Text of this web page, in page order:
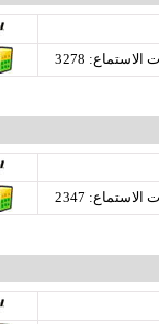
الاستماع: 3278
الاستماع: 2347